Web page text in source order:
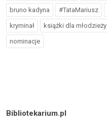
bruno kadyna #TataMariusz
kryminał książki dla młodzieży
nominacje
Bibliotekarium.pl